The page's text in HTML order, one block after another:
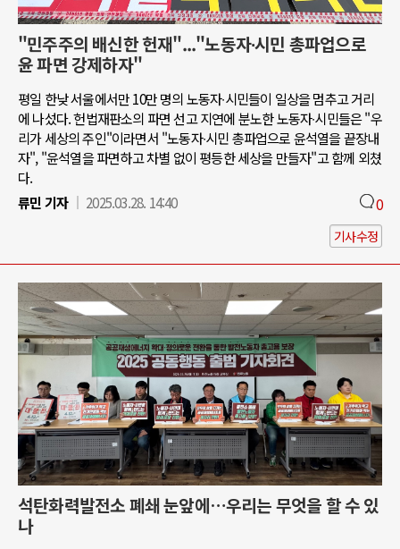
"민주주의 배신한 헌재"..."노동자∙시민 총파업으로
윤 파면 강제하자"
평일 한낮 서울에서만 10만 명의 노동자∙시민들이 일상을 멈추고 거리
에 나섰다. 헌법재판소의 파면 선고 지연에 분노한 노동자∙시민들은 "우
리가 세상의 주인"이라면서 "노동자∙시민 총파업으로 윤석열을 끝장내
자", "윤석열을 파면하고 차별 없이 평등한 세상을 만들자"고 함께 외쳤
다.
류민 기자
2025.03.28. 14:40 0
기사수정
석탄화력발전소 폐쇄 눈앞에…우리는 무엇을 할 수 있
나